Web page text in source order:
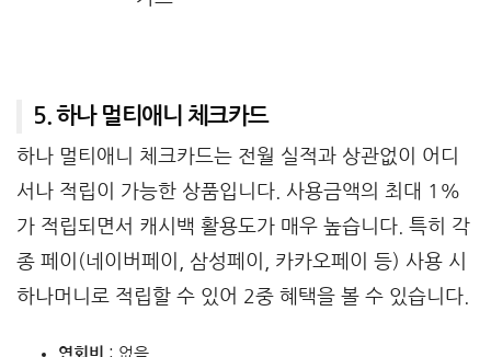
5. 하나 멀티애니 체크카드
하나 멀티애니 체크카드는 전월 실적과 상관없이 어디
서나 적립이 가능한 상품입니다. 사용금액의 최대 1%
가 적립되면서 캐시백 활용도가 매우 높습니다. 특히 각
종 페이(네이버페이, 삼성페이, 카카오페이 등) 사용 시
하나머니로 적립할 수 있어 2중 혜택을 볼 수 있습니다.
연회비 : 없음